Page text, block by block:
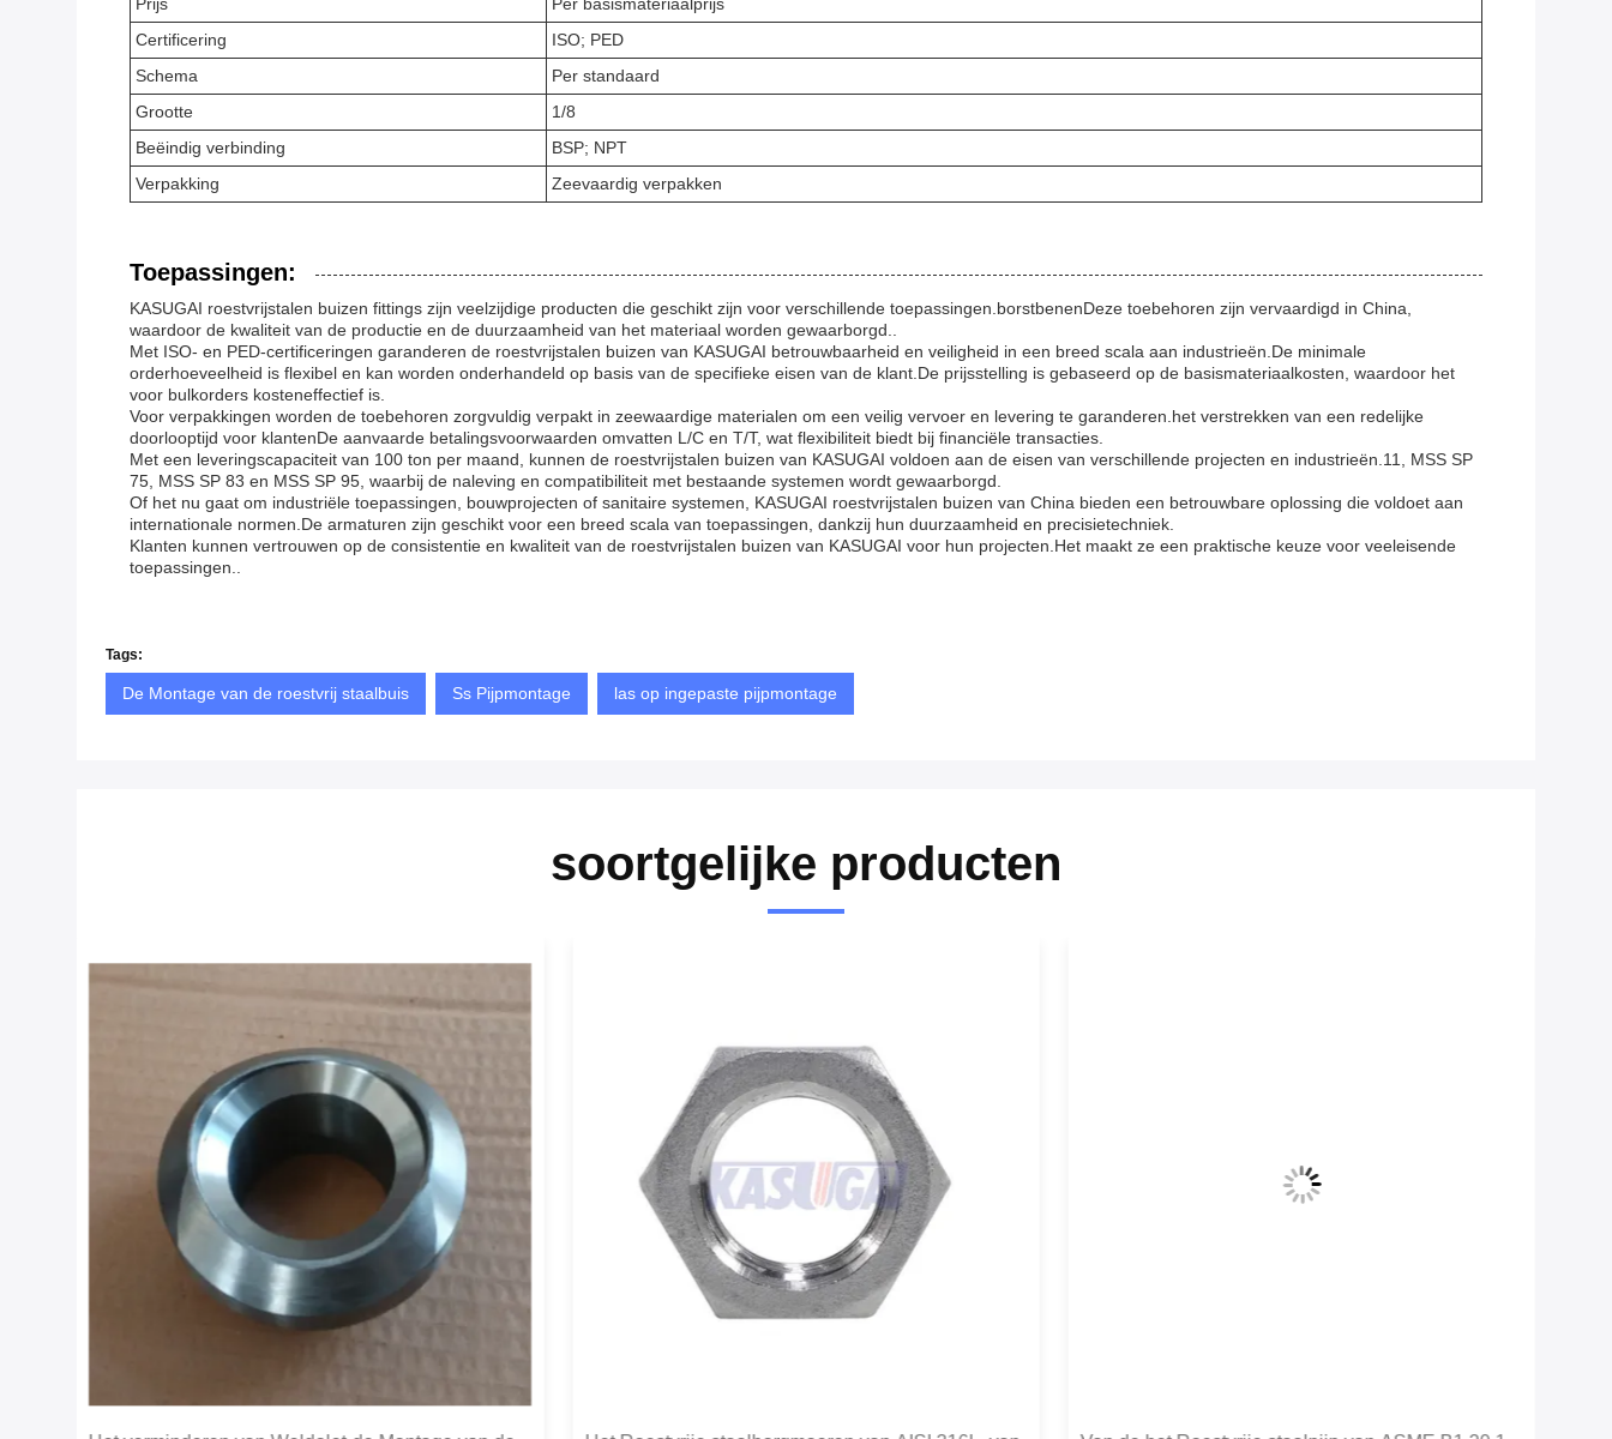
Certificering
ISO; PED
Schema
Per standaard
Grootte
1/8
Beëindig verbinding
BSP; NPT
Verpakking
Zeevaardig verpakken
Toepassingen:
KASUGAI roestvrijstalen buizen fittings zijn veelzijdige producten die geschikt zijn voor verschillende toepassingen.borstbenenDeze toebehoren zijn vervaardigd in China,
waardoor de kwaliteit van de productie en de duurzaamheid van het materiaal worden gewaarborgd..
Met ISO- en PED-certificeringen garanderen de roestvrijstalen buizen van KASUGAI betrouwbaarheid en veiligheid in een breed scala aan industrieën.De minimale
orderhoeveelheid is flexibel en kan worden onderhandeld op basis van de specifieke eisen van de klant.De prijsstelling is gebaseerd op de basismateriaalkosten, waardoor het
voor bulkorders kosteneffectief is.
Voor verpakkingen worden de toebehoren zorgvuldig verpakt in zeewaardige materialen om een veilig vervoer en levering te garanderen.het verstrekken van een redelijke
doorlooptijd voor klantenDe aanvaarde betalingsvoorwaarden omvatten L/C en T/T, wat flexibiliteit biedt bij financiële transacties.
Met een leveringscapaciteit van 100 ton per maand, kunnen de roestvrijstalen buizen van KASUGAI voldoen aan de eisen van verschillende projecten en industrieën.11, MSS SP
75, MSS SP 83 en MSS SP 95, waarbij de naleving en compatibiliteit met bestaande systemen wordt gewaarborgd.
Of het nu gaat om industriële toepassingen, bouwprojecten of sanitaire systemen, KASUGAI roestvrijstalen buizen van China bieden een betrouwbare oplossing die voldoet aan
internationale normen.De armaturen zijn geschikt voor een breed scala van toepassingen, dankzij hun duurzaamheid en precisietechniek.
Klanten kunnen vertrouwen op de consistentie en kwaliteit van de roestvrijstalen buizen van KASUGAI voor hun projecten.Het maakt ze een praktische keuze voor veeleisende
toepassingen..
Tags:
De Montage van de roestvrij staalbuis Ss Pijpmontage las op ingepaste pijpmontage
soortgelijke producten